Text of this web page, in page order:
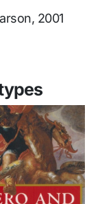
2001